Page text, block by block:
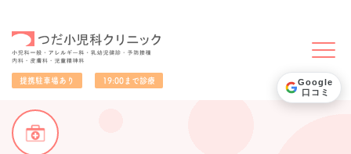
提携駐車場あり 19:00まで診療
Google
口コミ